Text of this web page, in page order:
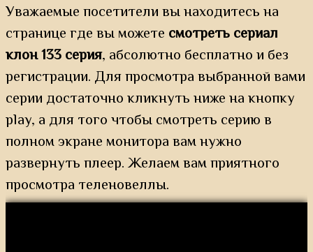
Уважаемые посетители вы находитесь на
странице где вы можете смотреть сериал
клон 133 серия, абсолютно бесплатно и без
регистрации. Для просмотра выбранной вами
серии достаточно кликнуть ниже на кнопку
play, а для того чтобы смотреть серию в
полном экране монитора вам нужно
развернуть плеер. Желаем вам приятного
просмотра теленовеллы.